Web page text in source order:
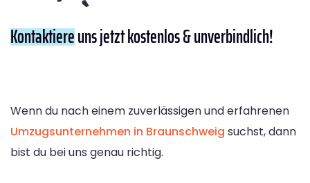
Kontaktiereuns jetzt kostenlos & unverbindlich!
Wenn du nach einem zuverlässigen und erfahrenen
Umzugsunternehmen in Braunschweig suchst, dann
bist du bei uns genau richtig.